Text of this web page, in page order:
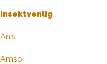
Insektvenlig
Anis
Amsoi